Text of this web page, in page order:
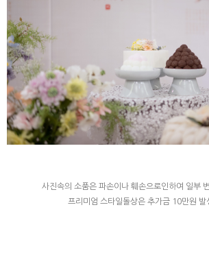
사진속의 소품은 파손이나 훼손으로인하여 일부
프리미엄 스타일돌상은 추가금 10만원 발